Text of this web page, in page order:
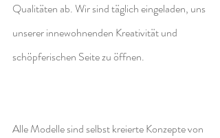
Qualitäten ab. Wir sind täglich eingeladen, uns
unserer innewohnenden Kreativität und
schöpferischen Seite zu öffnen.
Alle Modelle sind selbst kreierte Konzepte von